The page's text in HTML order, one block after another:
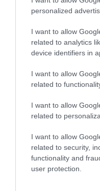
personalized
I want to allow
related to analytics
device identifiers in
I want to allow
related to
I want to allow
related to
I want to allow
related to security,
functionality and
user protection.
από τον
Το σκεπτικό για την